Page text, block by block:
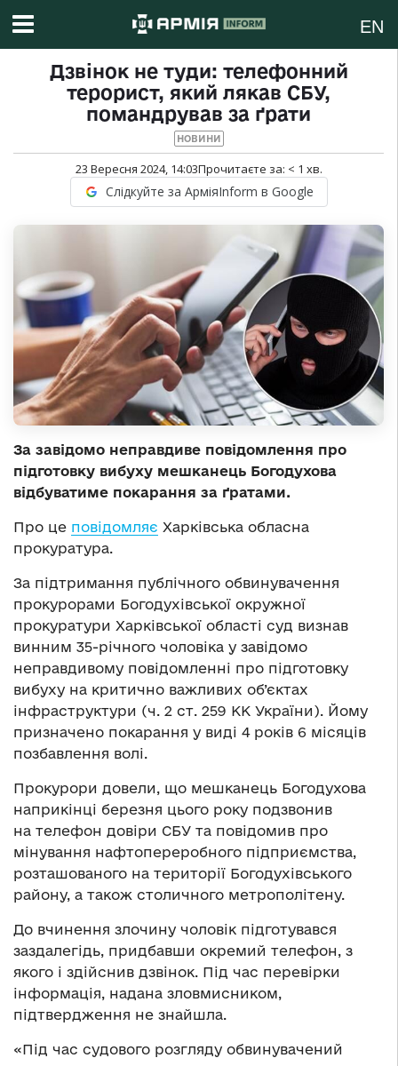
EN
Дзвінок не туди: телефонний
терорист, який лякав СБУ,
помандрував за ґрати
НОВИНИ
23 Вересня 2024, 14:03Прочитаєте за: < 1 хв.
Слідкуйте за АрміяInform в Google
За завідомо неправдиве повідомлення про
підготовку вибуху мешканець Богодухова
відбуватиме покарання за ґратами.
Про це повідомляє Харківська обласна
прокуратура.
За підтримання публічного обвинувачення
прокурорами Богодухівської окружної
прокуратури Харківської області суд визнав
винним 35-річного чоловіка у завідомо
неправдивому повідомленні про підготовку
вибуху на критично важливих об’єктах
інфраструктури (ч. 2 ст. 259 КК України). Йому
призначено покарання у виді 4 років 6 місяців
позбавлення волі.
Прокурори довели, що мешканець Богодухова
наприкінці березня цього року подзвонив
на телефон довіри СБУ та повідомив про
мінування нафтопереробного підприємства,
розташованого на території Богодухівського
району, а також столичного метрополітену.
До вчинення злочину чоловік підготувався
заздалегідь, придбавши окремий телефон, з
якого і здійснив дзвінок. Під час перевірки
інформація, надана зловмисником,
підтвердження не знайшла.
«Під час судового розгляду обвинувачений